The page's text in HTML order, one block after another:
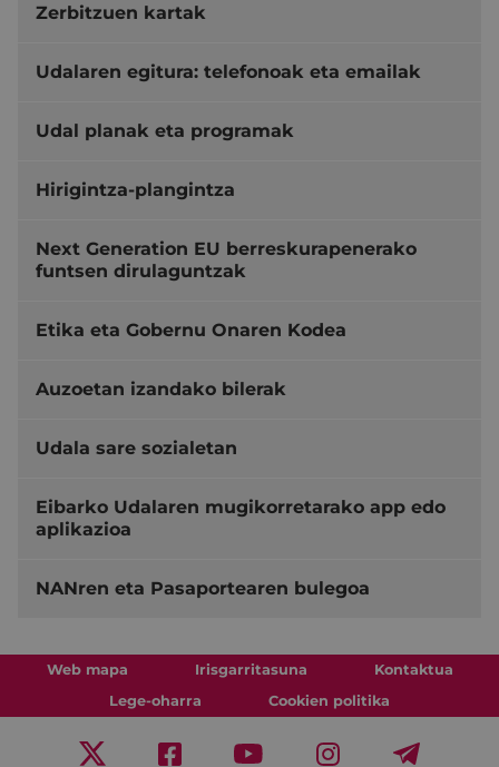
Zerbitzuen kartak
Udalaren egitura: telefonoak eta emailak
Udal planak eta programak
Hirigintza-plangintza
Next Generation EU berreskurapenerako
funtsen dirulaguntzak
Etika eta Gobernu Onaren Kodea
Auzoetan izandako bilerak
Udala sare sozialetan
Eibarko Udalaren mugikorretarako app edo
aplikazioa
NANren eta Pasaportearen bulegoa
Web mapa Irisgarritasuna
Kontaktua
Lege-oharra
Cookien politika